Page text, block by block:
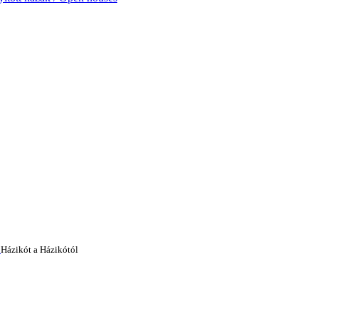
Házikót a Házikótól